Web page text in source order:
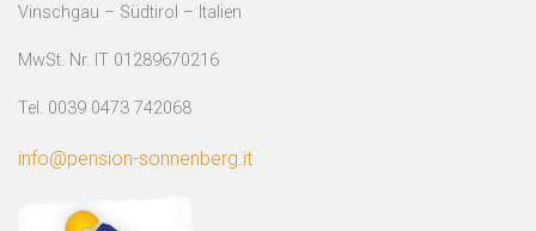
Vinschgau – Südtirol – Italien
MwSt. Nr. IT 01289670216
Tel. 0039 0473 742068
info@pension-sonnenberg.it